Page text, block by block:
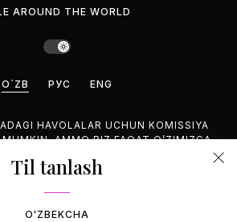
AROUND THE WORLD
O`ZB РУС ENG
HAVOLALAR UCHUN KOMISSIYA
AMMO BIZ FAQAT O’ZIMIZGA
Til tanlash
OʻZBEKCHA